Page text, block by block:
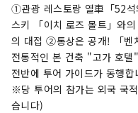
➀관광 레스토랑 열⾞「52석
스키 「이치 로즈 몰트」와
의 대접 ②통상은 공개! 「벤
전통적인 본 건축 "고가 호
전반에 투어 가이드가 동행합
※당 투어의 참가는 외국 국
습니다)